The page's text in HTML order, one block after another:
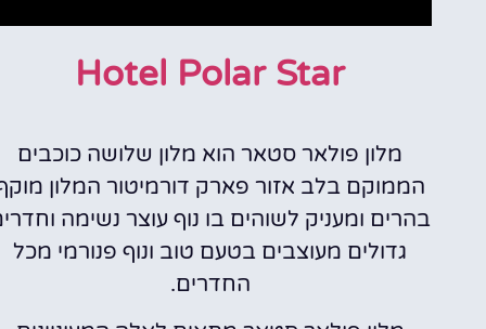
Hotel Polar Star
מלון פולאר סטאר הוא מלון שלושה כוכבים
הממוקם בלב אזור פארק דורמיטור המלון
בהרים ומעניק לשוהים בו נוף עוצר נשימה
גדולים מעוצבים בטעם טוב ונוף פנורמי מכל
החדרים.